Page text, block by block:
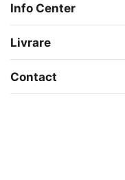
Info Center
Livrare
Contact